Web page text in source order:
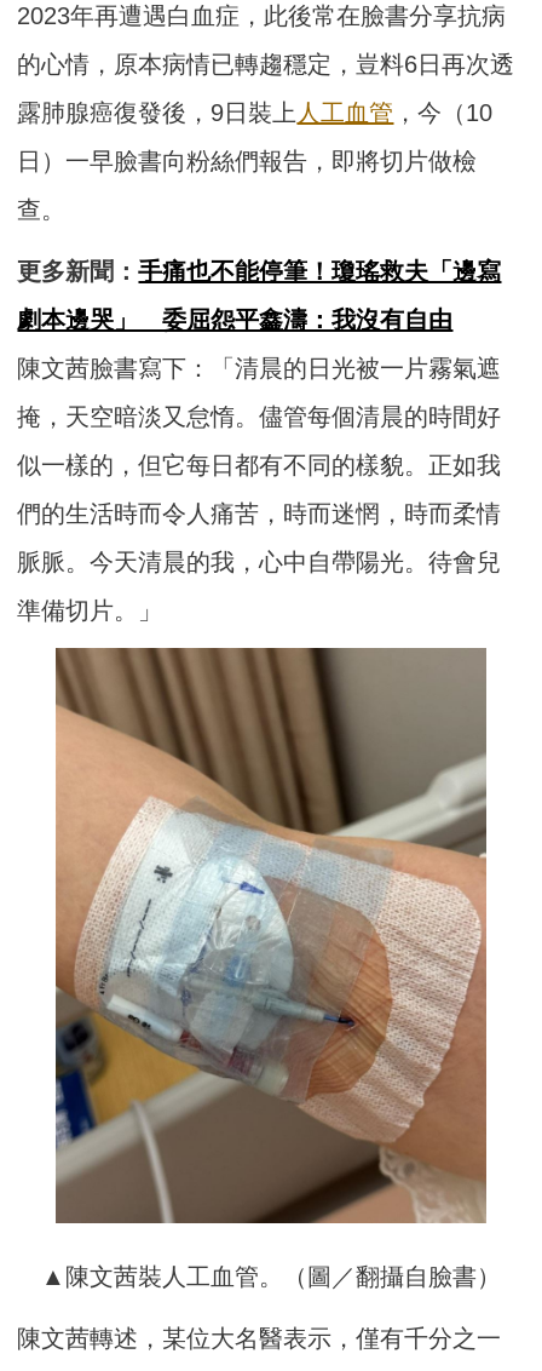
2023年再遭遇白血症，此後常在臉書分享抗病
的心情，原本病情已轉趨穩定，豈料6日再次透
露肺腺癌復發後，9日裝上 人工血管 ，今（10
日）一早臉書向粉絲們報告，即將切片做檢
查。
更多新聞：手痛也不能停筆！瓊瑤救夫「邊寫
劇本邊哭」 委屈怨平鑫濤：我沒有自由
陳文茜臉書寫下：「清晨的日光被一片霧氣遮
掩，天空暗淡又怠惰。儘管每個清晨的時間好
似一樣的，但它每日都有不同的樣貌。正如我
們的生活時而令人痛苦，時而迷惘，時而柔情
脈脈。今天清晨的我，心中自帶陽光。待會兒
準備切片。」
▲陳文茜裝人工血管。（圖／翻攝自臉書）
陳文茜轉述，某位大名醫表示，僅有千分之一